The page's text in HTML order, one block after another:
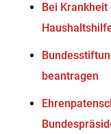
Bei
beantragen